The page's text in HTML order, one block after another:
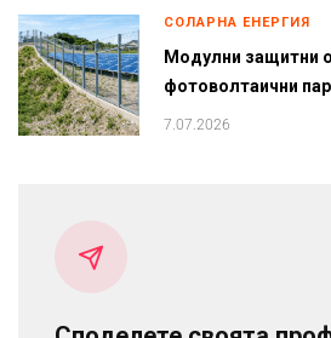
СОЛАРНА ЕНЕРГИЯ
Модулни защитни
фотоволтаични
7.07.2026